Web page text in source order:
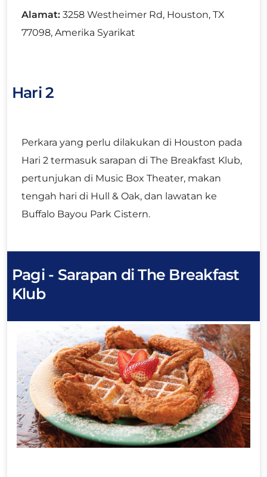
Alamat: 3258 Westheimer Rd, Houston, TX
77098, Amerika Syarikat
Hari 2
Perkara yang perlu dilakukan di Houston pada
Hari 2 termasuk sarapan di The Breakfast Klub,
pertunjukan di Music Box Theater, makan
tengah hari di Hull & Oak, dan lawatan ke
Buffalo Bayou Park Cistern.
Pagi - Sarapan di The Breakfast
Klub